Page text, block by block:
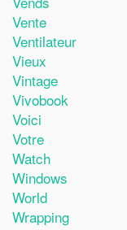
Vente
Ventilateur
Vieux
Vintage
Vivobook
Voici
Votre
Watch
Windows
World
Wrapping